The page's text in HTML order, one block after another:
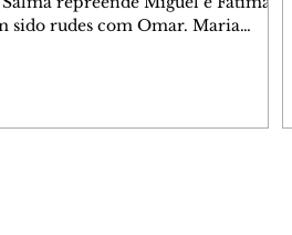
sido rudes com Omar. Maria